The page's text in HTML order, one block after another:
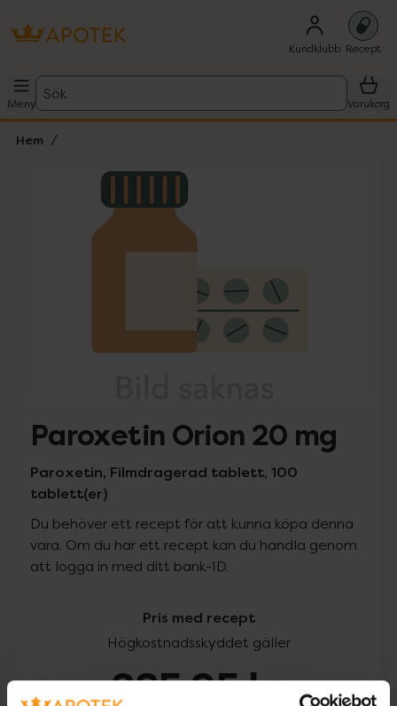
Kundklubb Recept
Meny
Sök
Varukorg
Hem
Lista: . Innehåller 1 objekt.
Paroxetin Orion 20 mg
Paroxetin, Filmdragerad tablett, 100
tablett(er)
Du behöver ett recept för att kunna köpa denna
vara. Om du har ett recept kan du handla genom
att logga in med ditt bank-ID.
Pris med recept
Högkostnadsskyddet gäller
285,95 kr